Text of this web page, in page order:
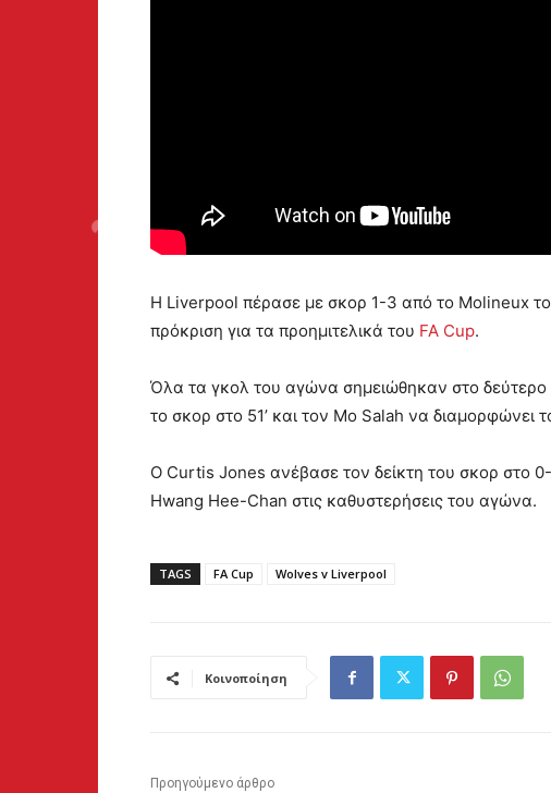
Η Liverpool πέρασε με σκορ 1-3 από το Molineux
πρόκριση για τα προημιτελικά του FA Cup.
Όλα τα γκολ του αγώνα σημειώθηκαν στο δεύτερο
το σκορ στο 51’ και τον Mo Salah να διαμορφώνει
Ο Curtis Jones ανέβασε τον δείκτη του σκορ στο
Hwang Hee-Chan στις καθυστερήσεις του αγώνα.
TAGS FA Cup Wolves v Liverpool
Κοινοποίηση
Προηγούμενο άρθρο